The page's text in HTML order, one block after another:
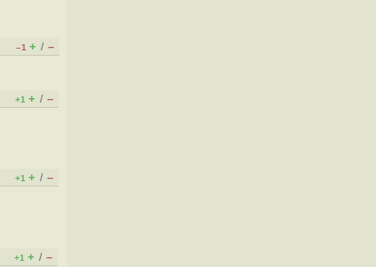
–1 + / –
+1 + / –
+1 + / –
+1 + / –